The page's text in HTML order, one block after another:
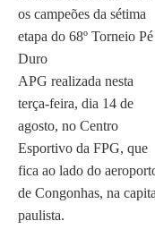
os campeões da sétima
etapa do 68º Torneio Pé
Duro
APG realizada nesta
terça-feira, dia 14 de
agosto, no Centro
Esportivo da FPG, que
fica ao lado do
de Congonhas, na
paulista.